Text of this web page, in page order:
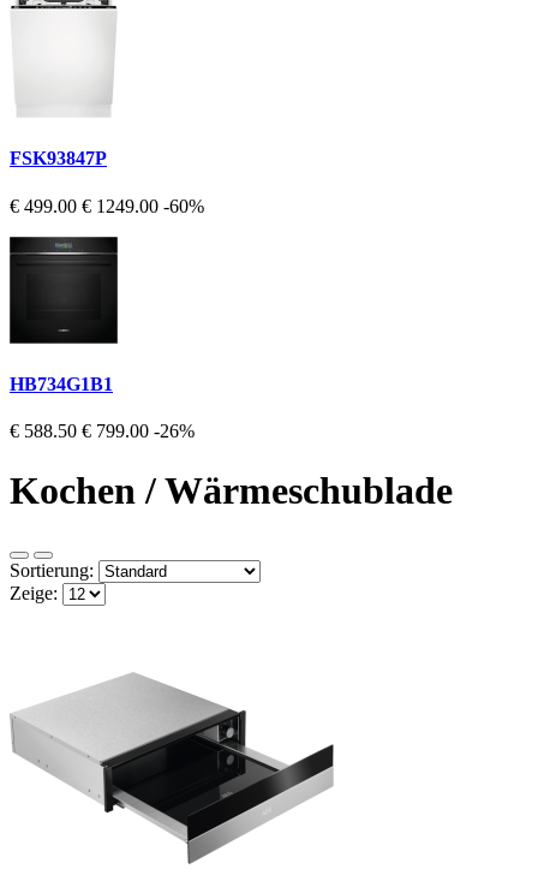
FSK93847P
€ 499.00 € 1249.00 -60%
HB734G1B1
€ 588.50 € 799.00 -26%
Kochen / Wärmeschublade
Sortierung:
Zeige: